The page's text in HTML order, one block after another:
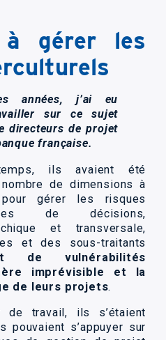
à gérer les
années, j’ai eu
sur ce sujet
directeurs de projet
française.
ils avaient été
de dimensions à
gérer les risques
de décisions,
et transversale,
et des sous-traitants
de vulnérabilités
imprévisible et la
de leurs projets.
de travail, ils s’étaient
pouvaient s’appuyer sur